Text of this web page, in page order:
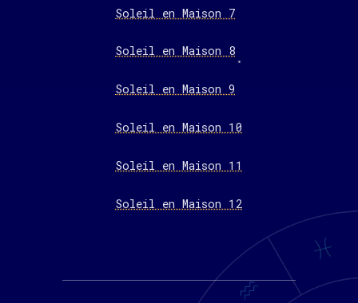
Soleil en Maison 7
Soleil en Maison 8
Soleil en Maison 9
Soleil en Maison 10
Soleil en Maison 11
Soleil en Maison 12